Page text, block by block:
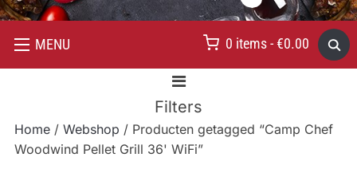
MENU 0 items - €0.00
Filters
Home/ Webshop / Producten getagged “Camp Chef
Woodwind Pellet Grill 36' WiFi”